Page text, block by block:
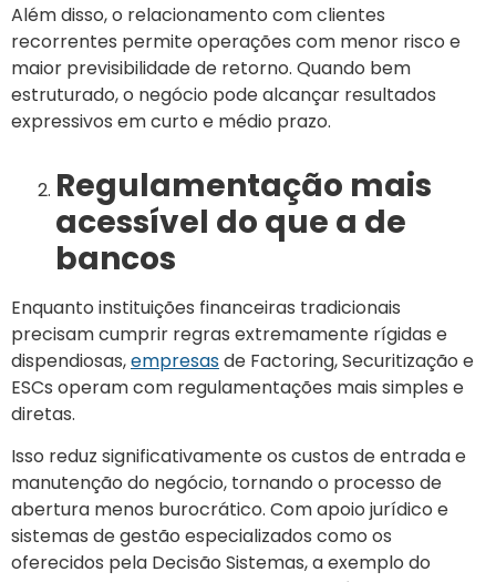
Além disso, o relacionamento com clientes
recorrentes permite operações com menor risco e
maior previsibilidade de retorno. Quando bem
estruturado, o negócio pode alcançar resultados
expressivos em curto e médio prazo.
Regulamentação mais
acessível do que a de
bancos
Enquanto instituições financeiras tradicionais
precisam cumprir regras extremamente rígidas e
dispendiosas,empresasde Factoring, Securitização e
ESCs operam com regulamentações mais simples e
diretas.
Isso reduz significativamente os custos de entrada e
manutenção do negócio, tornando o processo de
abertura menos burocrático. Com apoio jurídico e
sistemas de gestão especializados como os
oferecidos pela Decisão Sistemas, a exemplo do